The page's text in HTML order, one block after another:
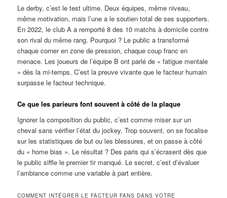
Le derby, c’est le test ultime. Deux équipes, même niveau,
même motivation, mais l’une a le soutien total de ses supporters.
En 2022, le club A a remporté 8 des 10 matchs à domicile contre
son rival du même rang. Pourquoi ? Le public a transformé
chaque corner en zone de pression, chaque coup franc en
menace. Les joueurs de l’équipe B ont parlé de « fatigue mentale
» dès la mi‑temps. C’est la preuve vivante que le facteur humain
surpasse le facteur technique.
Ce que les parieurs font souvent à côté de la plaque
Ignorer la composition du public, c’est comme miser sur un
cheval sans vérifier l’état du jockey. Trop souvent, on se focalise
sur les statistiques de but ou les blessures, et on passe à côté
du « home bias ». Le résultat ? Des paris qui s’écrasent dès que
le public siffle le premier tir manqué. Le secret, c’est d’évaluer
l’ambiance comme une variable à part entière.
COMMENT INTÉGRER LE FACTEUR FANS DANS VOTRE